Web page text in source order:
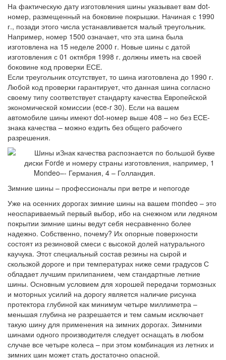
На фактическую дату изготовления шины указывает вам dot-
номер, размещенный на боковине покрышки. Начиная с 1990
г., позади этого числа устанавливается малый треугольник.
Например, номер 1500 означает, что эта шина была
изготовлена на 15 неделе 2000 г. Новые шины с датой
изготовления с 01 октября 1998 г. должны иметь на своей
боковине код проверки ЕСЕ.
Если треугольник отсутствует, то шина изготовлена до 1990 г.
Любой код проверки гарантирует, что данная шина согласно
своему типу соответствует стандарту качества Европейской
экономической комиссии (ece-r 30). Если на вашем
автомобиле шины имеют dot-номер выше 408 – но без ЕСЕ-
знака качества – можно ездить без общего рабочего
разрешения.
Знак качества распознается по большой букве
e и номеру страны изготовления, например, 1
–- Германия, 4 – Голландия.
Зимние шины – профессионалы при ветре и непогоде
Уже на осенних дорогах зимние шины на вашем mondeo – это
неоспариваемый первый выбор, ибо на снежном или ледяном
покрытии зимние шины ведут себя несравненно более
надежно. Собственно, почему? Их опорные поверхности
состоят из резиновой смеси с высокой долей натурального
каучука. Этот специальный состав резины на сырой и
скользкой дороге и при температурах ниже семи градусов С
обладает лучшим прилипанием, чем стандартные летние
шины. Основным условием для хорошей передачи тормозных
и моторных усилий на дорогу является наличие рисунка
протектора глубиной как минимум четыре миллиметра –
меньшая глубина не разрешается и тем самым исключает
такую шину для применения на зимних дорогах. Зимними
шинами одного производителя следует оснащать в любом
случае все четыре колеса – при этом комбинация из летних и
зимних шин может стать достаточно опасной.